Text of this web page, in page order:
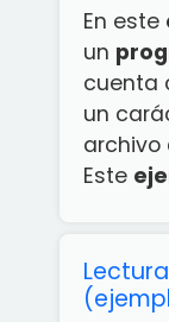
En este
un
cuenta
un
archivo
Este